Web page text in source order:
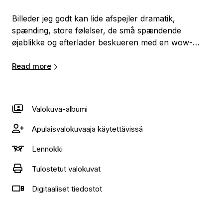
Billeder jeg godt kan lide afspejler dramatik,
spænding, store følelser, de små spændende
øjeblikke og efterlader beskueren med en wow-
kunde.
Uanset om det er et bryllup, en dåb, en fødselsdag,
en konfirmation eller en fest, er jeg her for at fange
Stilen er elegant og naturlig, og tilpasset lige netop
Jer. Jeg vil oftest lade jer opføre helt naturligt og gå
ind og guide Jer med enkelte "nøk" i den
Read more
Valokuva-albumi
Apulaisvalokuvaaja käytettävissä
Lennokki
Tulostetut valokuvat
Digitaaliset tiedostot